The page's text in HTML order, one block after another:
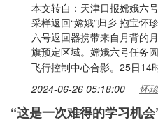
本文转自：天津日报嫦娥六
采样返回“嫦娥”归乡 抱宝怀
六号返回器携带来自月背的
旗预定区域。嫦娥六号任务
飞行控制中心合影。25日14
2024-06-26 05:18:00 怀
“这是一次难得的学习机会